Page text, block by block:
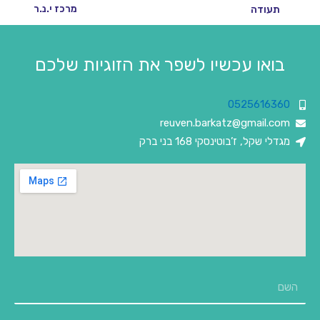
תעודה
מרכז י.נ.ר
בואו עכשיו לשפר את הזוגיות שלכם
0525616360
reuven.barkatz@gmail.com
מגדלי שקל, ז’בוטינסקי 168 בני ברק